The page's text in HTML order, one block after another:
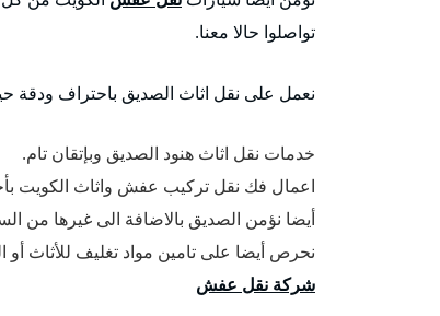
تواصلوا حالا معنا.
نعمل على نقل اثاث الصديق باحتراف ودقة
خدمات نقل اثاث هنود الصديق وبإتقان تام.
اعمال فك نقل تركيب عفش واثاث الكويت
أيضا نؤمن الصديق بالاضافة الى غيرها من
نحرص أيضا على تامين مواد تغليف للأثاث أو
شركة نقل عفش